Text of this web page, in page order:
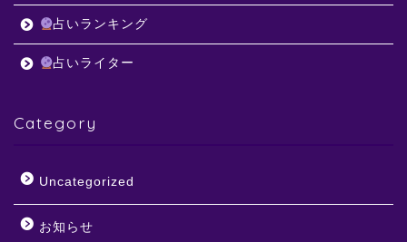
占いランキング
占いライター
Category
Uncategorized
お知らせ